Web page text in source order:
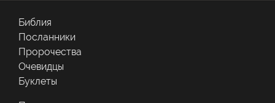
Библия
Посланники
Пророчества
Очевидцы
Буклеты